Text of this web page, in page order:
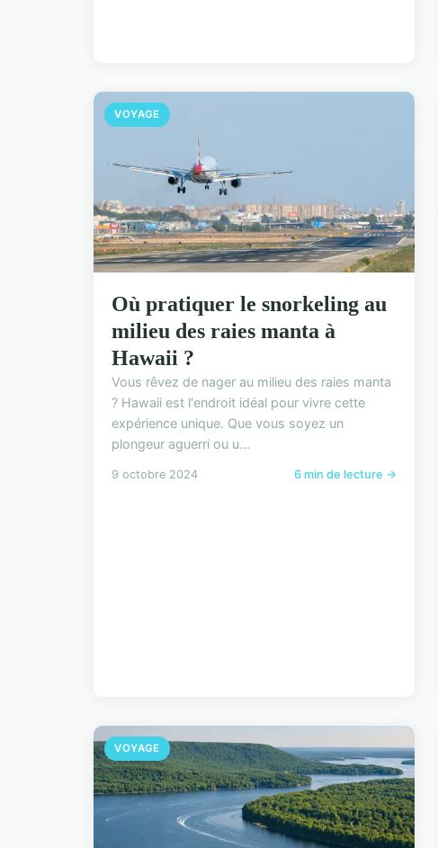
VOYAGE
Où pratiquer le snorkeling au
milieu des raies manta à
Hawaii ?
Vous rêvez de nager au milieu des raies manta
? Hawaii est l'endroit idéal pour vivre cette
expérience unique. Que vous soyez un
plongeur aguerri ou u...
9 octobre 2024 6 min de lecture →
VOYAGE